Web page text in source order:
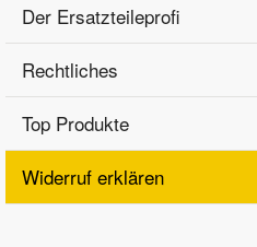
Der Ersatzteileprofi
Rechtliches
Top Produkte
Widerruf erklären